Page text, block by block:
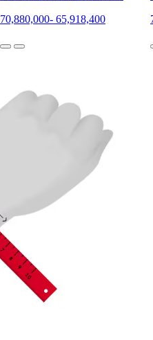
70,880,000- 65,918,400